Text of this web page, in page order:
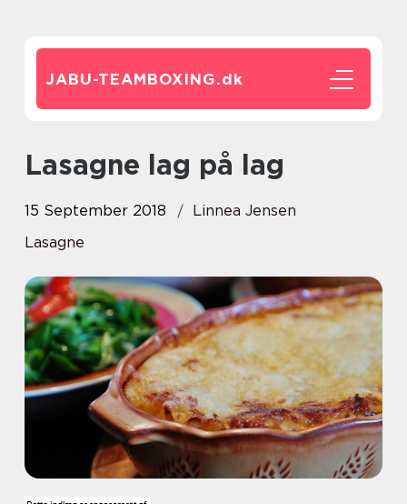
JABU-TEAMBOXING.dk
Lasagne lag på lag
15 September 2018
Linnea Jensen
Lasagne